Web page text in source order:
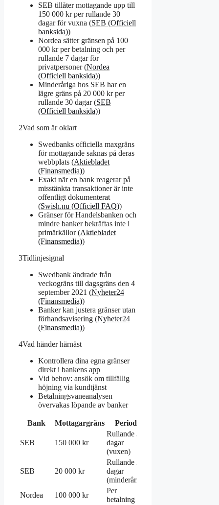
SEB tillåter mottagande upp till
150 000 kr per rullande 30
dagar för vuxna (SEB (Officiell
banksida))
Nordea sätter gränsen på 100
000 kr per betalning och per
rullande 7 dagar för
privatpersoner (Nordea
(Officiell banksida))
Minderåriga hos SEB har en
lägre gräns på 20 000 kr per
rullande 30 dagar (SEB
(Officiell banksida))
2Vad som är oklart
Swedbanks officiella maxgräns
för mottagande saknas på deras
webbplats (Aktiebladet
(Finansmedia))
Exakt när en bank reagerar på
misstänkta transaktioner är inte
offentligt dokumenterat
(Swish.nu (Officiell FAQ))
Gränser för Handelsbanken och
mindre banker bekräftas inte i
primärkällor (Aktiebladet
(Finansmedia))
3Tidlinjesignal
Swedbank ändrade från
veckogräns till dagsgräns den 4
september 2021 (Nyheter24
(Finansmedia))
Banker kan justera gränser utan
förhandsavisering (Nyheter24
(Finansmedia))
4Vad händer härnäst
Kontrollera dina egna gränser
direkt i bankens app
Vid behov: ansök om tillfällig
höjning via kundtjänst
Betalningsvaneanalysen
övervakas löpande av banker
Bank Mottagargräns Period
SEB 150 000 kr
Rullande 30
dagar
(vuxen)
SEB 20 000 kr
Rullande 30
dagar
(minderårig)
Nordea 100 000 kr
Per
betalning